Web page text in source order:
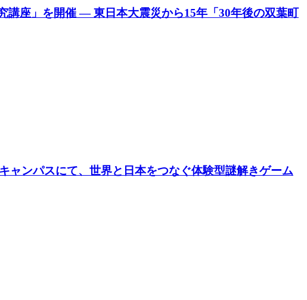
講座」を開催 ― 東日本大震災から15年「30年後の双葉町
ャンパスにて、世界と日本をつなぐ体験型謎解きゲーム